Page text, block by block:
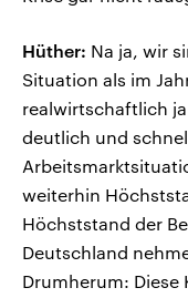
Hüther: Na ja, wir
Situation als im
realwirtschaftlich
deutlich und
weiterhin
Höchststand der
Deutschland
Drumherum: Diese